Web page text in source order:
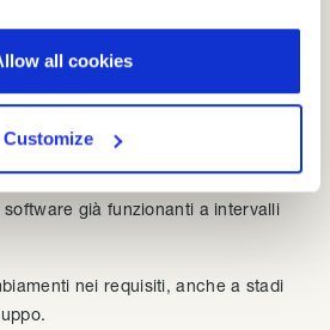
all cookies
Customize
supporto del modello
e il cliente è al centro del
le dodici linee guida
già funzionanti a intervalli
nei requisiti, anche a stadi